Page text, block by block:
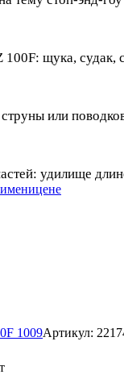
щука, судак,
или
удилище
именицене
1009Артикул: